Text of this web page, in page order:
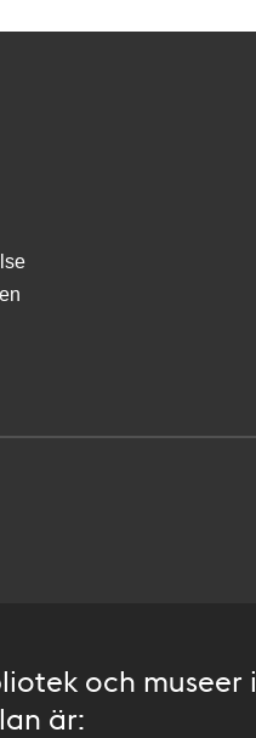
och museer i
är: